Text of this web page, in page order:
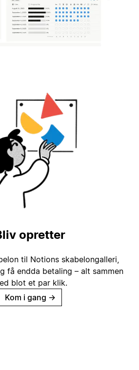
opretter
til Notions skabelongalleri,
få endda betaling – alt sammen
blot et par klik.
Kom i gang →